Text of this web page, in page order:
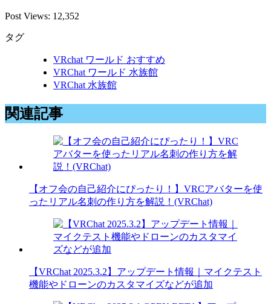
Post Views: 12,352
タグ
VRchat ワールド おすすめ
VRChat ワールド 水族館
VRChat 水族館
関連記事
【オフ会の自己紹介にぴったり！】VRCアバターを使
ったリアル名刺の作り方を解説！(VRChat)
【VRChat 2025.3.2】アップデート情報｜マイクテスト
機能やドローンのカスタマイズなどが追加